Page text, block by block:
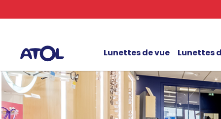
Lunettes de vue Lunettes